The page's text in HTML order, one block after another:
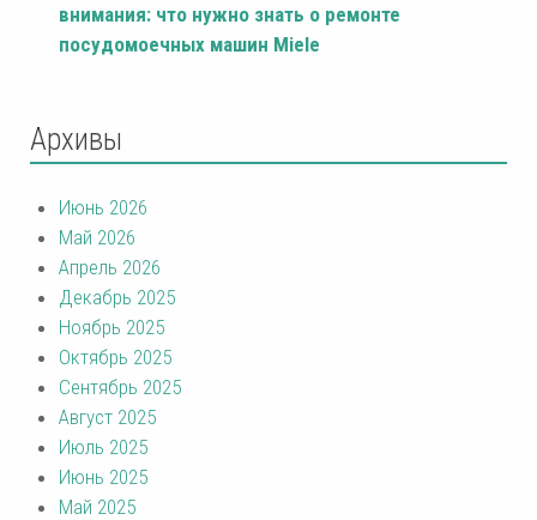
внимания: что нужно знать о ремонте
посудомоечных машин Miele
Архивы
Июнь 2026
Май 2026
Апрель 2026
Декабрь 2025
Ноябрь 2025
Октябрь 2025
Сентябрь 2025
Август 2025
Июль 2025
Июнь 2025
Май 2025